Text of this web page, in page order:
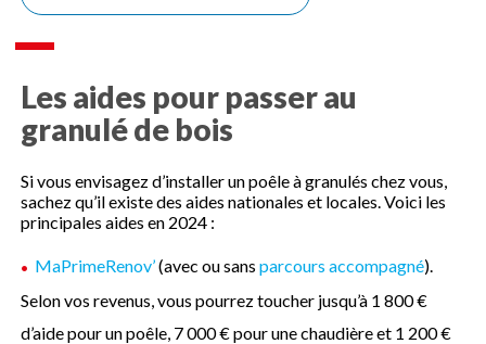
Les aides pour passer au
granulé de bois
Si vous envisagez d’installer un poêle à granulés chez vous,
sachez qu’il existe des aides nationales et locales. Voici les
principales aides en 2024 :
MaPrimeRenov’(avec ou sansparcours accompagné).
Selon vos revenus, vous pourrez toucher jusqu’à 1 800 €
d’aide pour un poêle, 7 000 € pour une chaudière et 1 200 €